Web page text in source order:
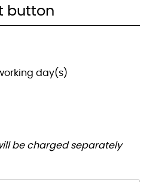
button
day(s)
be charged separately